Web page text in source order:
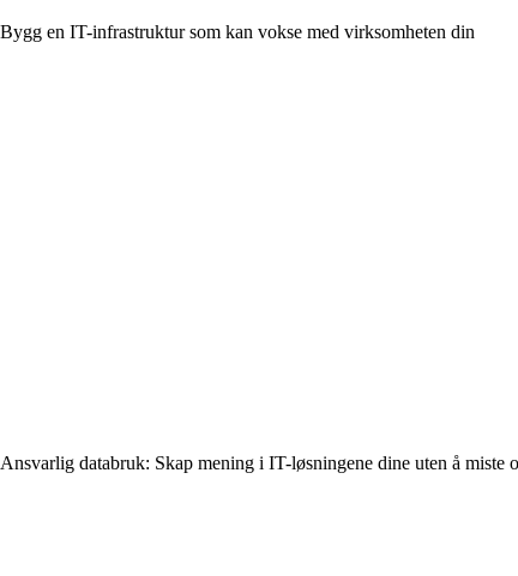
Bygg en IT-infrastruktur som kan vokse med virksomheten din
Ansvarlig databruk: Skap mening i IT-løsningene dine uten å miste